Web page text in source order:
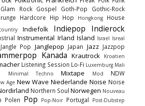
Glam Rock Gospel Goth-Pop
Gothic-Rock
Hardcore Hip Hop Hongkong House
Indiefolk Indiepop Indierock
Instrumental Irland Island Israel Isreal
Jangle Pop Janglepop Japan Jazz Jazzpop
Kanada Krautrock Kroatien
Listening Session Lo-Fi Luxemburg Mali
Minimal Techno Mixtape Mod NDW
Age New Wave Niederlande Noise Noise
Northern Soul Norwegen Nouveau
Polen Pop Pop-Noir Portugal
Post-Dubstep